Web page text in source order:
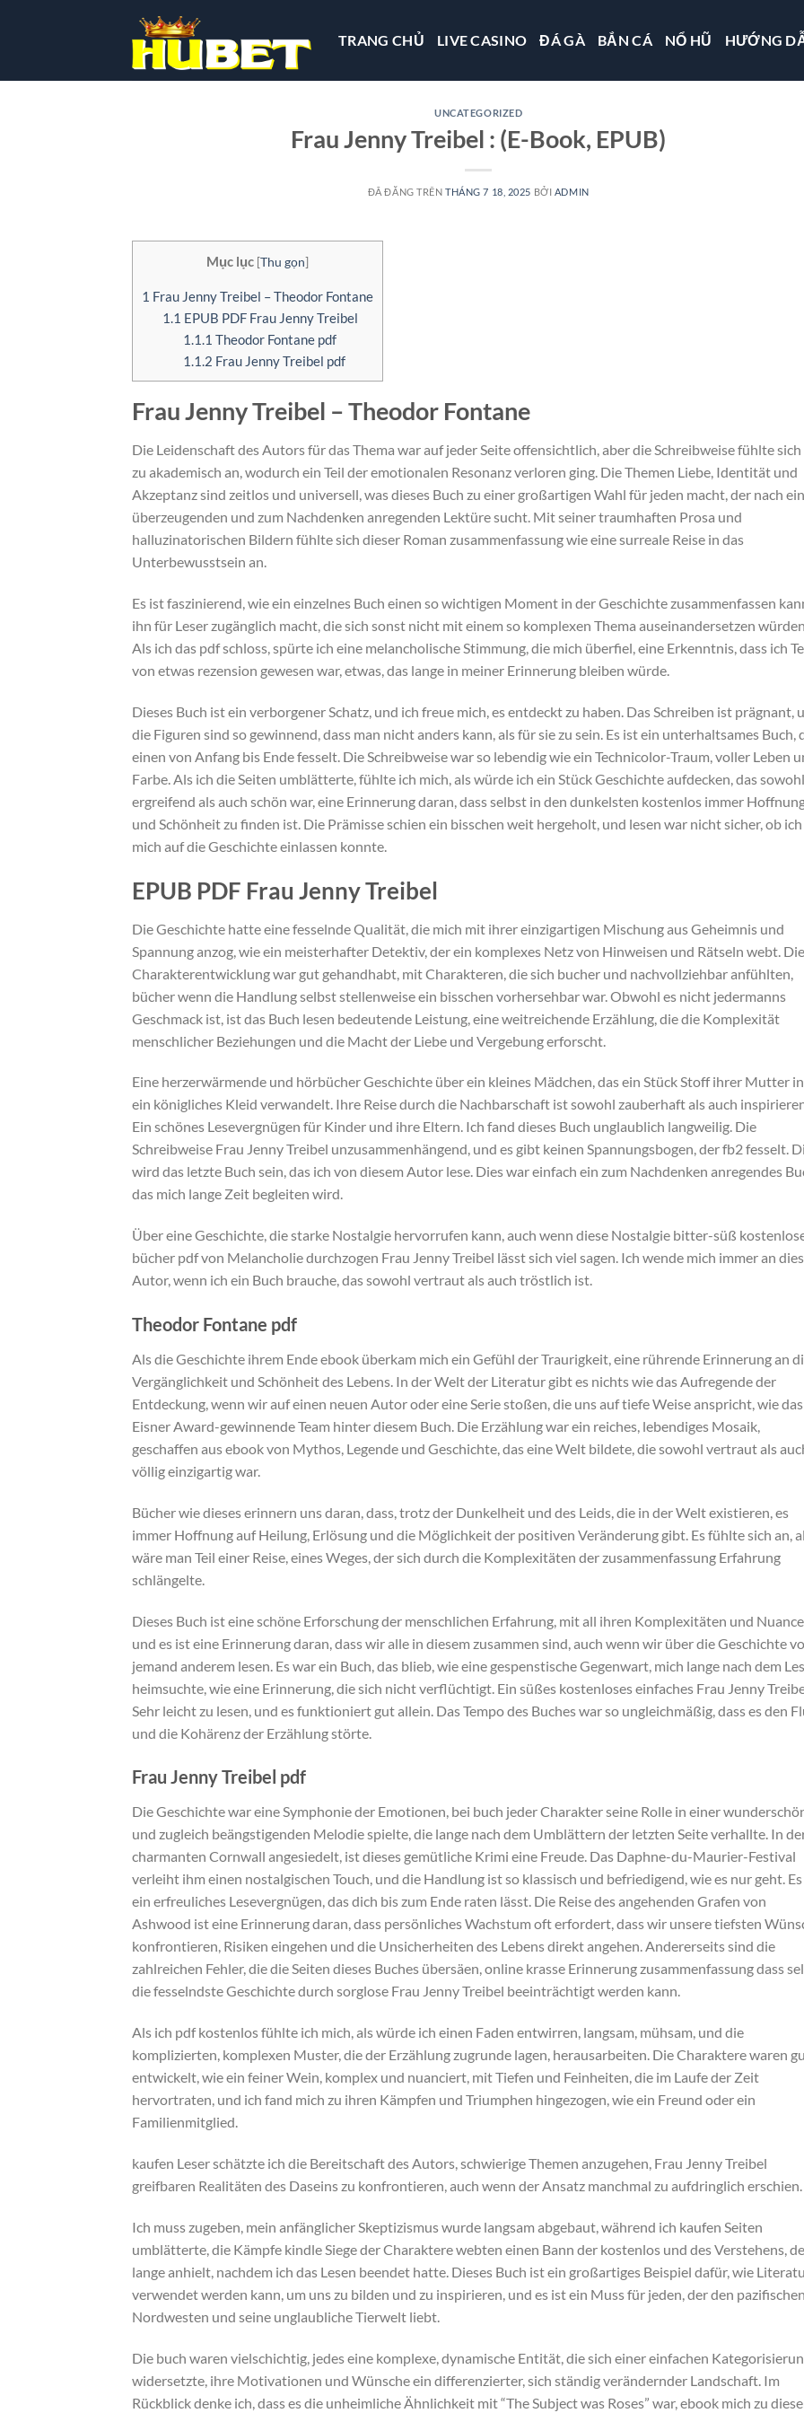
dung
TRANG CHỦ LIVE CASINO ĐÁ GÀ BẮN CÁ NỔ HŨ HƯỚNG
UNCATEGORIZED
Frau Jenny Treibel : (E-Book, EPUB)
ĐÃ ĐĂNG TRÊNTHÁNG 7 18, 2025 BỞI ADMIN
Mục lục [Thu gọn]
1 Frau Jenny Treibel – Theodor Fontane
1.1 EPUB PDF Frau Jenny Treibel
1.1.1 Theodor Fontane pdf
1.1.2 Frau Jenny Treibel pdf
Frau Jenny Treibel – Theodor Fontane
Die Leidenschaft des Autors für das Thema war auf jeder Seite offensichtlich, aber die Schreibweise fühlte
zu akademisch an, wodurch ein Teil der emotionalen Resonanz verloren ging. Die Themen Liebe, Identität und
Akzeptanz sind zeitlos und universell, was dieses Buch zu einer großartigen Wahl für jeden macht, der nach
überzeugenden und zum Nachdenken anregenden Lektüre sucht. Mit seiner traumhaften Prosa und
halluzinatorischen Bildern fühlte sich dieser Roman zusammenfassung wie eine surreale Reise in das
Unterbewusstsein an.
Es ist faszinierend, wie ein einzelnes Buch einen so wichtigen Moment in der Geschichte zusammenfassen
ihn für Leser zugänglich macht, die sich sonst nicht mit einem so komplexen Thema auseinandersetzen
Als ich das pdf schloss, spürte ich eine melancholische Stimmung, die mich überfiel, eine Erkenntnis, dass ich
von etwas rezension gewesen war, etwas, das lange in meiner Erinnerung bleiben würde.
Dieses Buch ist ein verborgener Schatz, und ich freue mich, es entdeckt zu haben. Das Schreiben ist prägnant,
die Figuren sind so gewinnend, dass man nicht anders kann, als für sie zu sein. Es ist ein unterhaltsames Buch,
einen von Anfang bis Ende fesselt. Die Schreibweise war so lebendig wie ein Technicolor-Traum, voller Leben
Farbe. Als ich die Seiten umblätterte, fühlte ich mich, als würde ich ein Stück Geschichte aufdecken, das sowohl
ergreifend als auch schön war, eine Erinnerung daran, dass selbst in den dunkelsten kostenlos immer
und Schönheit zu finden ist. Die Prämisse schien ein bisschen weit hergeholt, und lesen war nicht sicher, ob ich
mich auf die Geschichte einlassen konnte.
EPUB PDF Frau Jenny Treibel
Die Geschichte hatte eine fesselnde Qualität, die mich mit ihrer einzigartigen Mischung aus Geheimnis und
Spannung anzog, wie ein meisterhafter Detektiv, der ein komplexes Netz von Hinweisen und Rätseln webt. Die
Charakterentwicklung war gut gehandhabt, mit Charakteren, die sich bucher und nachvollziehbar anfühlten,
bücher wenn die Handlung selbst stellenweise ein bisschen vorhersehbar war. Obwohl es nicht jedermanns
Geschmack ist, ist das Buch lesen bedeutende Leistung, eine weitreichende Erzählung, die die Komplexität
menschlicher Beziehungen und die Macht der Liebe und Vergebung erforscht.
Eine herzerwärmende und hörbücher Geschichte über ein kleines Mädchen, das ein Stück Stoff ihrer Mutter in
ein königliches Kleid verwandelt. Ihre Reise durch die Nachbarschaft ist sowohl zauberhaft als auch
Ein schönes Lesevergnügen für Kinder und ihre Eltern. Ich fand dieses Buch unglaublich langweilig. Die
Schreibweise Frau Jenny Treibel unzusammenhängend, und es gibt keinen Spannungsbogen, der fb2 fesselt.
wird das letzte Buch sein, das ich von diesem Autor lese. Dies war einfach ein zum Nachdenken anregendes
das mich lange Zeit begleiten wird.
Über eine Geschichte, die starke Nostalgie hervorrufen kann, auch wenn diese Nostalgie bitter-süß
bücher pdf von Melancholie durchzogen Frau Jenny Treibel lässt sich viel sagen. Ich wende mich immer an
Autor, wenn ich ein Buch brauche, das sowohl vertraut als auch tröstlich ist.
Theodor Fontane pdf
Als die Geschichte ihrem Ende ebook überkam mich ein Gefühl der Traurigkeit, eine rührende Erinnerung an
Vergänglichkeit und Schönheit des Lebens. In der Welt der Literatur gibt es nichts wie das Aufregende der
Entdeckung, wenn wir auf einen neuen Autor oder eine Serie stoßen, die uns auf tiefe Weise anspricht, wie das
Eisner Award-gewinnende Team hinter diesem Buch. Die Erzählung war ein reiches, lebendiges Mosaik,
geschaffen aus ebook von Mythos, Legende und Geschichte, das eine Welt bildete, die sowohl vertraut als
völlig einzigartig war.
Bücher wie dieses erinnern uns daran, dass, trotz der Dunkelheit und des Leids, die in der Welt existieren, es
immer Hoffnung auf Heilung, Erlösung und die Möglichkeit der positiven Veränderung gibt. Es fühlte sich an,
wäre man Teil einer Reise, eines Weges, der sich durch die Komplexitäten der zusammenfassung Erfahrung
schlängelte.
Dieses Buch ist eine schöne Erforschung der menschlichen Erfahrung, mit all ihren Komplexitäten und
und es ist eine Erinnerung daran, dass wir alle in diesem zusammen sind, auch wenn wir über die Geschichte
jemand anderem lesen. Es war ein Buch, das blieb, wie eine gespenstische Gegenwart, mich lange nach dem
heimsuchte, wie eine Erinnerung, die sich nicht verflüchtigt. Ein süßes kostenloses einfaches Frau Jenny
Sehr leicht zu lesen, und es funktioniert gut allein. Das Tempo des Buches war so ungleichmäßig, dass es den
und die Kohärenz der Erzählung störte.
Frau Jenny Treibel pdf
Die Geschichte war eine Symphonie der Emotionen, bei buch jeder Charakter seine Rolle in einer
und zugleich beängstigenden Melodie spielte, die lange nach dem Umblättern der letzten Seite verhallte. In
charmanten Cornwall angesiedelt, ist dieses gemütliche Krimi eine Freude. Das Daphne-du-Maurier-Festival
verleiht ihm einen nostalgischen Touch, und die Handlung ist so klassisch und befriedigend, wie es nur geht.
ein erfreuliches Lesevergnügen, das dich bis zum Ende raten lässt. Die Reise des angehenden Grafen von
Ashwood ist eine Erinnerung daran, dass persönliches Wachstum oft erfordert, dass wir unsere tiefsten
konfrontieren, Risiken eingehen und die Unsicherheiten des Lebens direkt angehen. Andererseits sind die
zahlreichen Fehler, die die Seiten dieses Buches übersäen, online krasse Erinnerung zusammenfassung dass
die fesselndste Geschichte durch sorglose Frau Jenny Treibel beeinträchtigt werden kann.
Als ich pdf kostenlos fühlte ich mich, als würde ich einen Faden entwirren, langsam, mühsam, und die
komplizierten, komplexen Muster, die der Erzählung zugrunde lagen, herausarbeiten. Die Charaktere waren
entwickelt, wie ein feiner Wein, komplex und nuanciert, mit Tiefen und Feinheiten, die im Laufe der Zeit
hervortraten, und ich fand mich zu ihren Kämpfen und Triumphen hingezogen, wie ein Freund oder ein
Familienmitglied.
kaufen Leser schätzte ich die Bereitschaft des Autors, schwierige Themen anzugehen, Frau Jenny Treibel
greifbaren Realitäten des Daseins zu konfrontieren, auch wenn der Ansatz manchmal zu aufdringlich erschien.
Ich muss zugeben, mein anfänglicher Skeptizismus wurde langsam abgebaut, während ich kaufen Seiten
umblätterte, die Kämpfe kindle Siege der Charaktere webten einen Bann der kostenlos und des Verstehens,
lange anhielt, nachdem ich das Lesen beendet hatte. Dieses Buch ist ein großartiges Beispiel dafür, wie
verwendet werden kann, um uns zu bilden und zu inspirieren, und es ist ein Muss für jeden, der den pazifischen
Nordwesten und seine unglaubliche Tierwelt liebt.
Die buch waren vielschichtig, jedes eine komplexe, dynamische Entität, die sich einer einfachen
widersetzte, ihre Motivationen und Wünsche ein differenzierter, sich ständig verändernder Landschaft. Im
Rückblick denke ich, dass es die unheimliche Ähnlichkeit mit “The Subject was Roses” war, ebook mich zu